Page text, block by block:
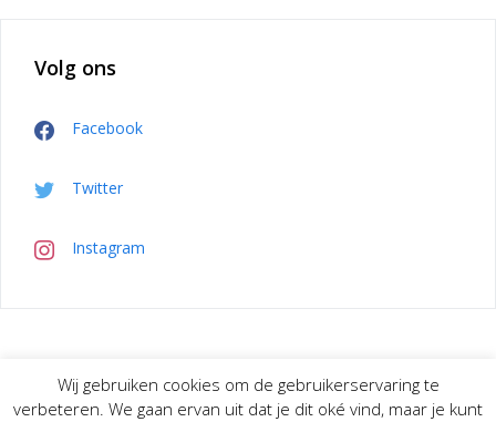
Volg ons
Facebook
Twitter
Instagram
Privacybeleid
Wij gebruiken cookies om de gebruikerservaring te
verbeteren. We gaan ervan uit dat je dit oké vind, maar je kunt